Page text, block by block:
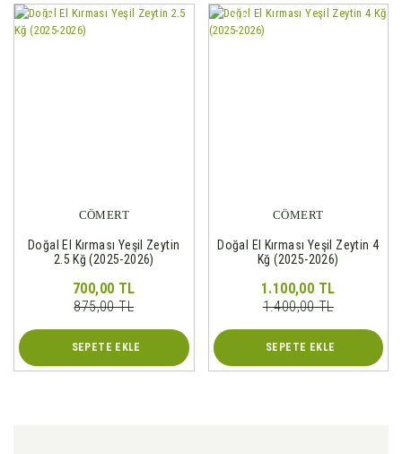
%20
CÖMERT
Doğal El Kırması Yeşil Zeytin
2.5 Kğ (2025-2026)
700,00 TL
875,00 TL
SEPETE EKLE
%21
CÖMERT
Doğal El Kırması Yeşil Zeytin 4
Kğ (2025-2026)
1.100,00 TL
1.400,00 TL
SEPETE EKLE